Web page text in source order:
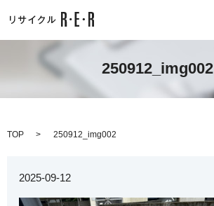
250912_img002
TOP 250912_img002
2025-09-12